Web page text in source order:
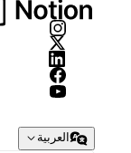
العربية